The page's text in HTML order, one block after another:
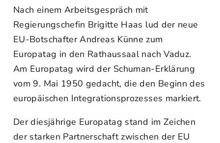
Nach einem Arbeitsgespräch mit
Regierungschefin Brigitte Haas lud der neue
EU-Botschafter Andreas Künne zum
Europatag in den Rathaussaal nach Vaduz.
Am Europatag wird der Schuman-Erklärung
vom 9. Mai 1950 gedacht, die den Beginn des
europäischen Integrationsprozesses markiert.
Der diesjährige Europatag stand im Zeichen
der starken Partnerschaft zwischen der EU